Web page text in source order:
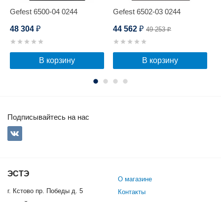
Gefest 6500-04 0244
48 304 ₽
В корзину
Gefest 6502-03 0244
44 562 ₽ 49 253₽
В корзину
Подписывайтесь на нас
ЭСТЭ
г. Кстово пр. Победы д. 5
О магазине
Контакты